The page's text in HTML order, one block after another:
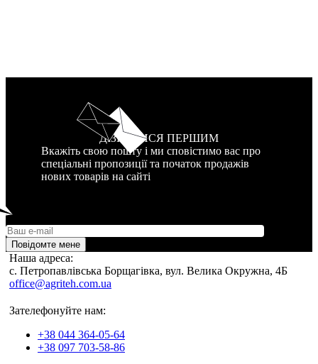
ДІЗНАТИСЯ ПЕРШИМ
Вкажіть свою пошту і ми сповістимо вас про
спеціальні пропозиції та початок продажів
нових товарів на сайті
Повідомте мене
Наша адреса:
c. Петропавлівська Борщагівка, вул. Велика Окружна, 4Б
office@agriteh.com.ua
Зателефонуйте нам:
+38 044 364-05-64
+38 097 703-58-86